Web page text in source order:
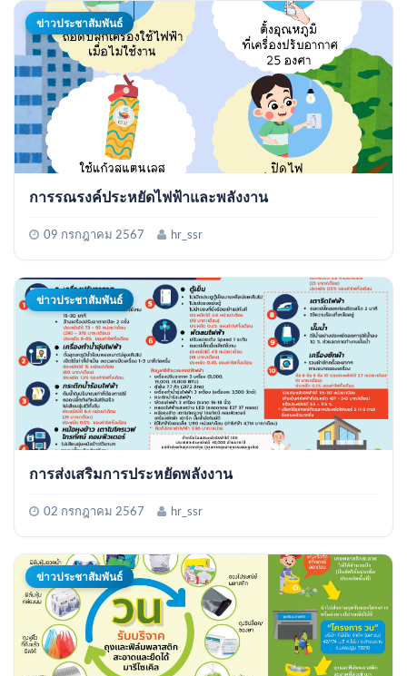
ข่าวประชาสัมพันธ์
การรณรงค์ประหยัดไฟฟ้าและพลังงาน
09 กรกฎาคม 2567 hr_ssr
ข่าวประชาสัมพันธ์
การส่งเสริมการประหยัดพลังงาน
02 กรกฎาคม 2567 hr_ssr
ข่าวประชาสัมพันธ์